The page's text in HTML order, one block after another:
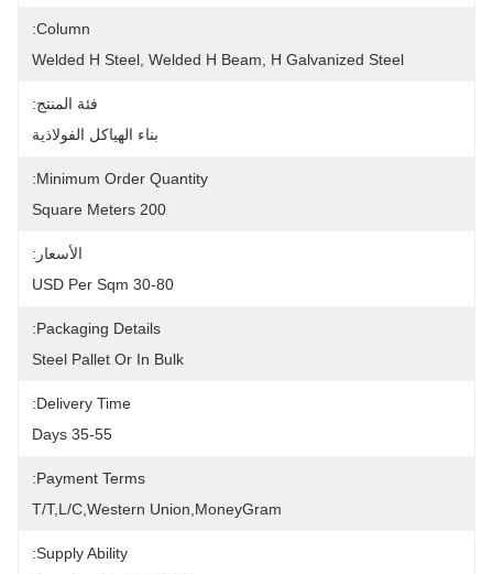
Column:
Welded H Steel, Welded H Beam, H Galvanized Steel
فئة المنتج:
بناء الهياكل الفولاذية
Minimum Order Quantity:
200 Square Meters
الأسعار:
30-80 USD Per Sqm
Packaging Details:
Steel Pallet Or In Bulk
Delivery Time:
35-55 Days
Payment Terms:
T/T,L/C,Western Union,MoneyGram
Supply Ability: